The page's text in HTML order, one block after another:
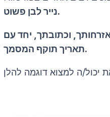
נייר לבן פשוט.
וכתובתך, יחד עם
תאריך תוקף המסמך.